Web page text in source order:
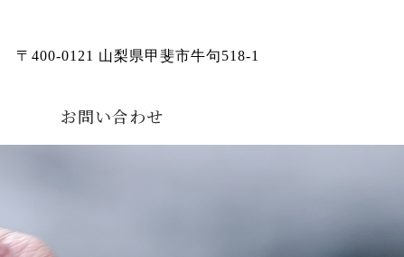
〒400-0121 山梨県甲斐市牛句518-1
お問い合わせ